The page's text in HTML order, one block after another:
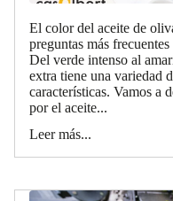
El color del aceite de
preguntas más frecuentes
Del verde intenso al
extra tiene una variedad
características. Vamos a
por el aceite...
Leer más...